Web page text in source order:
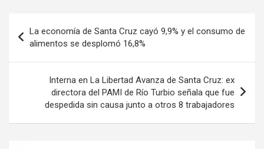
de
entradas
La economía de Santa Cruz cayó 9,9% y el consumo de
alimentos se desplomó 16,8%
Interna en La Libertad Avanza de Santa Cruz: ex
directora del PAMI de Río Turbio señala que fue
despedida sin causa junto a otros 8 trabajadores